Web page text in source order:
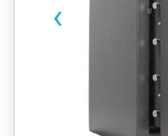
МЕТАЛЛИЧЕСКИЕ
МЕДИЦИНСКАЯ
‹